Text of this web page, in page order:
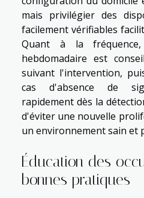
mais privilégier des
facilement vérifiables
Quant à la
hebdomadaire est
suivant l'intervention,
cas d'absence de
rapidement dès la
d'éviter une nouvelle
un environnement sain et
Éducation des
bonnes pratiques